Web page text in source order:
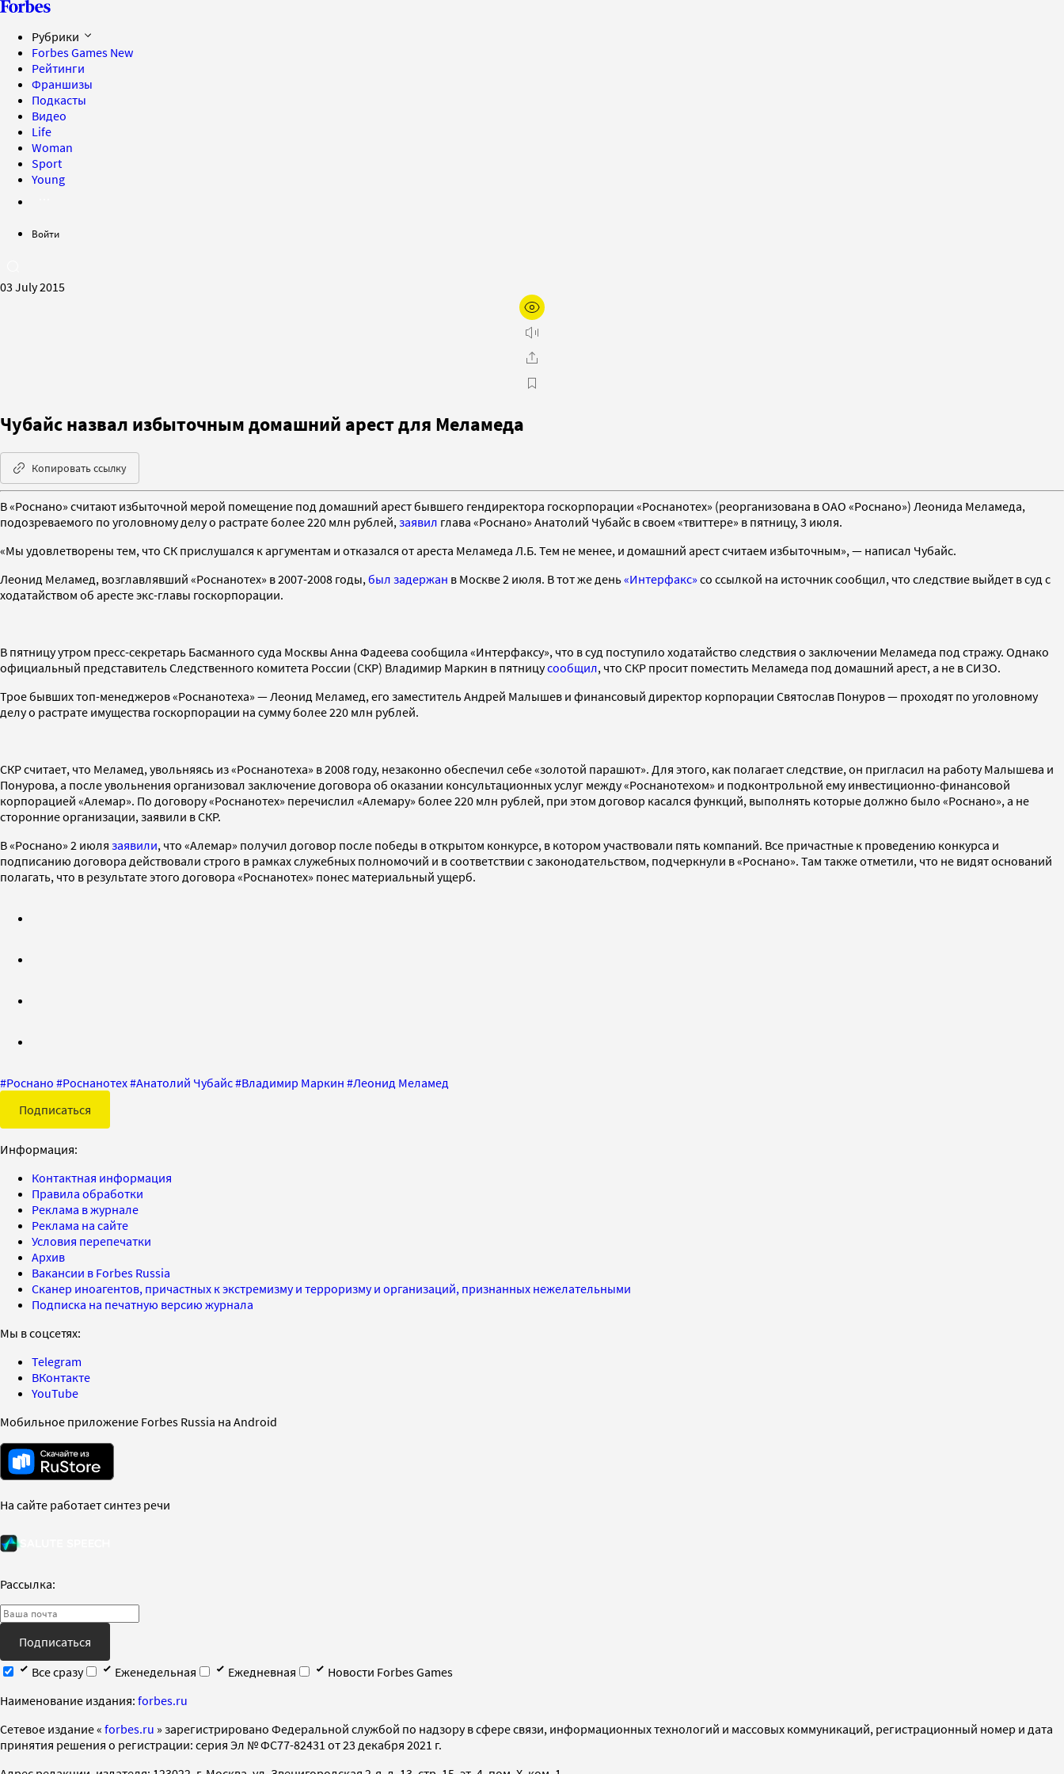
Рубрики
Forbes Games New
Рейтинги
Франшизы
Подкасты
Видео
Life
Woman
Sport
Young
Войти
03 July 2015
Чубайс назвал избыточным домашний арест для Меламеда
Копировать ссылку
В «Роснано» считают избыточной мерой помещение под домашний арест бывшего гендиректора госкорпорации «Роснанотех» (реорганизована в ОАО «Роснано») Леонида Меламеда,
подозреваемого по уголовному делу о растрате более 220 млн рублей, заявил глава «Роснано» Анатолий Чубайс в своем «твиттере» в пятницу, 3 июля.
«Мы удовлетворены тем, что СК прислушался к аргументам и отказался от ареста Меламеда Л.Б. Тем не менее, и домашний арест считаем избыточным», — написал Чубайс.
Леонид Меламед, возглавлявший «Роснанотех» в 2007-2008 годы, был задержан в Москве 2 июля. В тот же день«Интерфакс» со ссылкой на источник сообщил, что следствие выйдет в суд с
ходатайством об аресте экс-главы госкорпорации.
В пятницу утром пресс-секретарь Басманного суда Москвы Анна Фадеева сообщила «Интерфаксу», что в суд поступило ходатайство следствия о заключении Меламеда под стражу. Однако
официальный представитель Следственного комитета России (СКР) Владимир Маркин в пятницусообщил, что СКР просит поместить Меламеда под домашний арест, а не в СИЗО.
Трое бывших топ-менеджеров «Роснанотеха» — Леонид Меламед, его заместитель Андрей Малышев и финансовый директор корпорации Святослав Понуров — проходят по уголовному
делу о растрате имущества госкорпорации на сумму более 220 млн рублей.
СКР считает, что Меламед, увольняясь из «Роснанотеха» в 2008 году, незаконно обеспечил себе «золотой парашют». Для этого, как полагает следствие, он пригласил на работу Малышева и
Понурова, а после увольнения организовал заключение договора об оказании консультационных услуг между «Роснанотехом» и подконтрольной ему инвестиционно-финансовой
корпорацией «Алемар». По договору «Роснанотех» перечислил «Алемару» более 220 млн рублей, при этом договор касался функций, выполнять которые должно было «Роснано», а не
сторонние организации, заявили в СКР.
В «Роснано» 2 июля заявили, что «Алемар» получил договор после победы в открытом конкурсе, в котором участвовали пять компаний. Все причастные к проведению конкурса и
подписанию договора действовали строго в рамках служебных полномочий и в соответствии с законодательством, подчеркнули в «Роснано». Там также отметили, что не видят оснований
полагать, что в результате этого договора «Роснанотех» понес материальный ущерб.
#Роснано #Роснанотех#Анатолий Чубайс#Владимир Маркин #Леонид Меламед
Подписаться
Информация:
Контактная информация
Правила обработки
Реклама в журнале
Реклама на сайте
Условия перепечатки
Архив
Вакансии в Forbes Russia
Сканер иноагентов, причастных к экстремизму и терроризму и организаций, признанных нежелательными
Подписка на печатную версию журнала
Мы в соцсетях:
Telegram
ВКонтакте
YouTube
Мобильное приложение Forbes Russia на Android
На сайте работает синтез речи
Рассылка:
Подписаться
Все сразу
Еженедельная Ежедневная
Новости Forbes Games
Наименование издания: forbes.ru
Cетевое издание « forbes.ru » зарегистрировано Федеральной службой по надзору в сфере связи, информационных технологий и массовых коммуникаций, регистрационный номер и дата
принятия решения о регистрации: серия Эл № ФС77-82431 от 23 декабря 2021 г.